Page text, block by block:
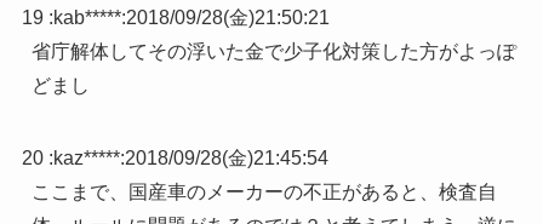
19 :kab*****:2018/09/28(金)21:50:21
省庁解体してその浮いた金で少子化対策した方がよっぽ
どまし
20 :kaz*****:2018/09/28(金)21:45:54
ここまで、国産車のメーカーの不正があると、検査自